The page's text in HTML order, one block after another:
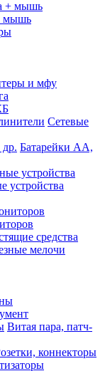
мышь
и мфу
Сетевые
Батарейки АА,
устройства
средства
мелочи
Витая пара, патч-
коннекторы